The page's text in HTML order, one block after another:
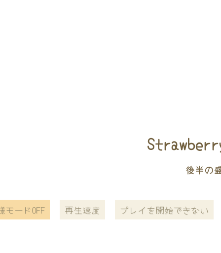
後半の
モードOFF 再生速度 プレイを開始できない